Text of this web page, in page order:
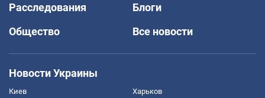
Расследования
Блоги
Общество
Все новости
Новости Украины
Киев Харьков